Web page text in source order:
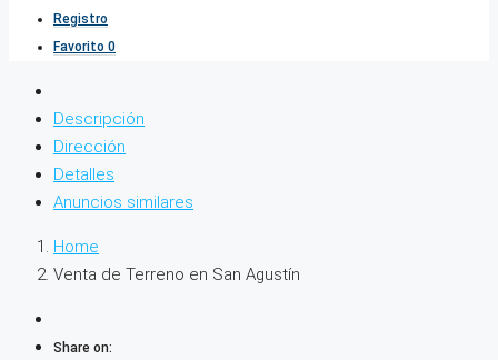
Registro
Favorito 0
Descripción
Dirección
Detalles
Anuncios similares
Home
Venta de Terreno en San Agustín
Share on: